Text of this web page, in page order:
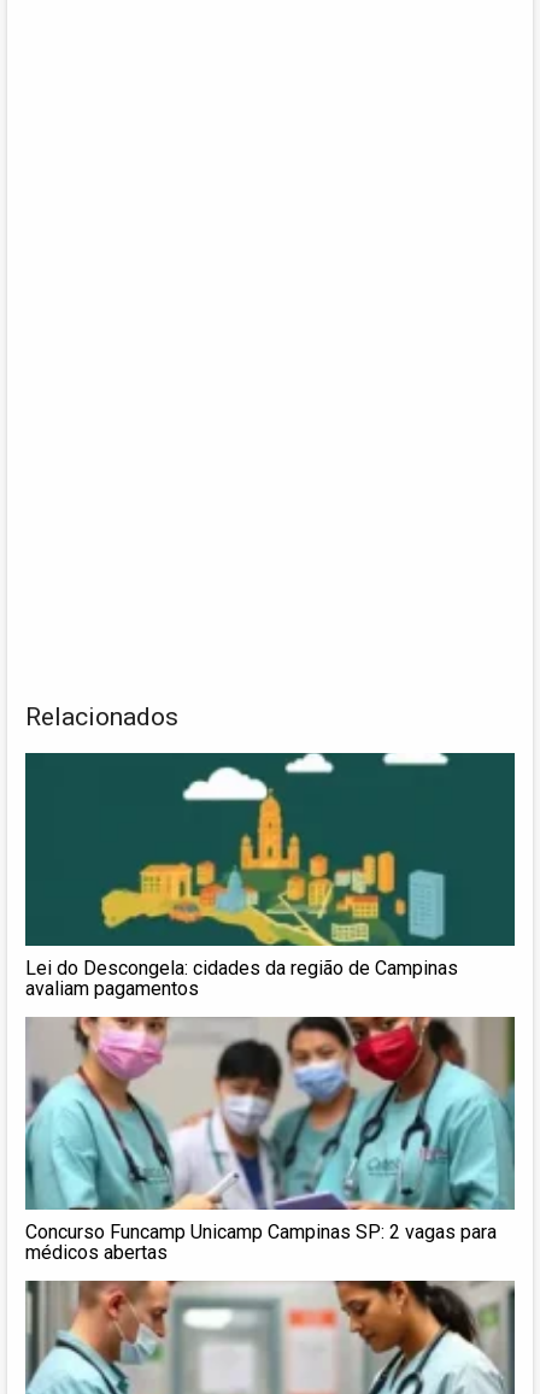
Relacionados
Lei do Descongela: cidades da região de Campinas
avaliam pagamentos
Concurso Funcamp Unicamp Campinas SP: 2 vagas para
médicos abertas